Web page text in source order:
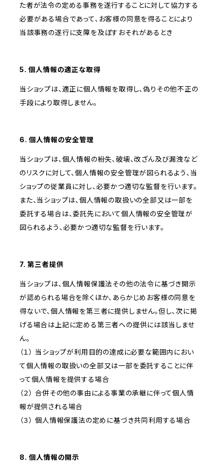
た者が法令の定める事務を遂行することに対して協力する
必要がある場合であって、お客様の同意を得ることにより
当該事務の遂行に支障を及ぼすおそれがあるとき
5. 個人情報の適正な取得
当ショップは、適正に個人情報を取得し、偽りその他不正の
手段により取得しません。
6. 個人情報の安全管理
当ショップは、個人情報の紛失、破壊、改ざん及び漏洩など
のリスクに対して、個人情報の安全管理が図られるよう、当
ショップの従業員に対し、必要かつ適切な監督を行います。
また、当ショップは、個人情報の取扱いの全部又は一部を
委託する場合は、委託先において個人情報の安全管理が
図られるよう、必要かつ適切な監督を行います。
7. 第三者提供
当ショップは、個人情報保護法その他の法令に基づき開示
が認められる場合を除くほか、あらかじめお客様の同意を
得ないで、個人情報を第三者に提供しません。但し、次に掲
げる場合は上記に定める第三者への提供には該当しませ
ん。
（１） 当ショップが利用目的の達成に必要な範囲内におい
て個人情報の取扱いの全部又は一部を委託することに伴
って個人情報を提供する場合
（２） 合併その他の事由による事業の承継に伴って個人情
報が提供される場合
（３） 個人情報保護法の定めに基づき共同利用する場合
8. 個人情報の開示